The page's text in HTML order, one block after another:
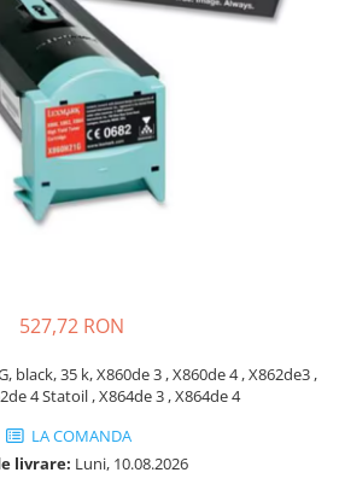
527,72 RON
black, 35 k, X860de 3 , X860de 4 , X862de3 ,
4 Statoil , X864de 3 , X864de 4
LA COMANDA
livrare: Luni, 10.08.2026